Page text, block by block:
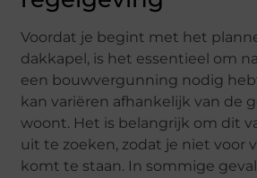
Voordat je begint met het
dakkapel, is het essentieel om
een bouwvergunning nodig
kan variëren afhankelijk van de
woont. Het is belangrijk om dit
uit te zoeken, zodat je niet voor
komt te staan. In sommige